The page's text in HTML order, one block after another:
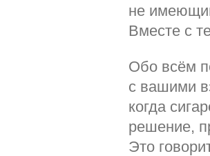
не
Вместе с
Обо всём
с вашими
когда
решение,
Это